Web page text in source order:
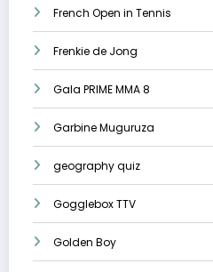
French Open in Tennis
Frenkie de Jong
Gala PRIME MMA 8
Garbine Muguruza
geography quiz
Gogglebox TTV
Golden Boy